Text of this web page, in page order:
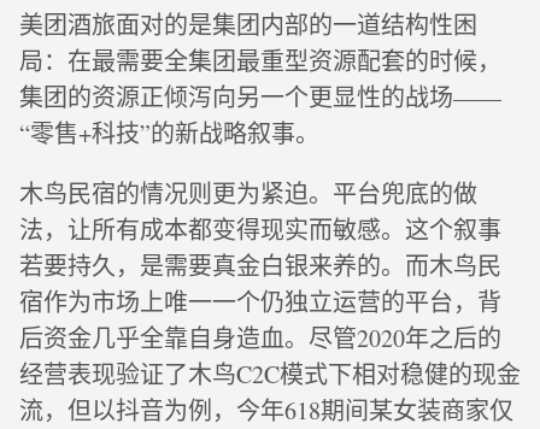
美团酒旅面对的是集团内部的一道结构性困
局：在最需要全集团最重型资源配套的时候，
集团的资源正倾泻向另一个更显性的战场——
“零售+科技”的新战略叙事。
木鸟民宿的情况则更为紧迫。平台兜底的做
法，让所有成本都变得现实而敏感。这个叙事
若要持久，是需要真金白银来养的。而木鸟民
宿作为市场上唯一一个仍独立运营的平台，背
后资金几乎全靠自身造血。尽管2020年之后的
经营表现验证了木鸟C2C模式下相对稳健的现金
流，但以抖音为例，今年618期间某女装商家仅